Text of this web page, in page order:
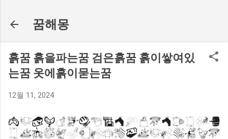
꿈해몽
흙꿈 흙을파는꿈 검은흙꿈 흙이쌓여있
는꿈 옷에흙이묻는꿈
12월 11, 2024